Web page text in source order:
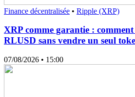
Finance décentralisée • Ripple (XRP)
XRP comme garantie :
RLUSD sans vendre un seul
07/08/2026 • 15:00